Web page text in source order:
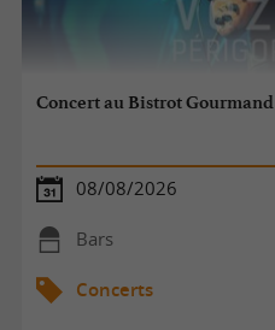
Concert au Bistrot Gourmand
08/08/2026
Bars
Concerts